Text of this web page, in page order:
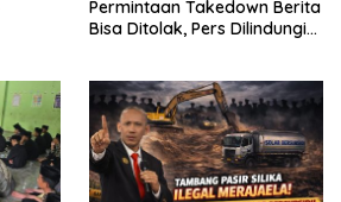
Permintaan Takedown Berita
Bisa Ditolak, Pers Dilindungi